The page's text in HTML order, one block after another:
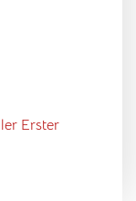
Erster